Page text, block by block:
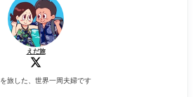
えだ旅
旅した、世界一周夫婦です